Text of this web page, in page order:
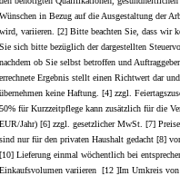
Wünschen in Bezug auf die Ausgestaltung der
wird, variieren. [2] Bitte beachten Sie, dass wir
Sie sich bitte bezüglich der dargestellten
nachdem ob Sie selbst betroffen und
errechnete Ergebnis stellt einen Richtwert dar
übernehmen keine Haftung. [4] zzgl.
50% für Kurzzeitpflege kann zusätzlich für die
EUR/Jahr) [6] zzgl. gesetzlicher MwSt. [7]
sind nur für den privaten Haushalt gedacht [8]
[10] Lieferung einmal wöchentlich bei
Einkaufsvolumen variieren [12 ]Im Umkreis von